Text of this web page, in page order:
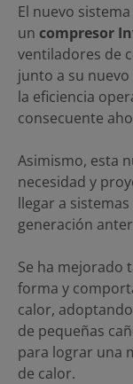
El nuevo
un compresor
ventiladores de
junto a su
la eficiencia
consecuente
Asimismo, esta
necesidad y
llegar a
generación
Se ha mejorado
forma y
calor,
de pequeñas
para lograr una
de calor.